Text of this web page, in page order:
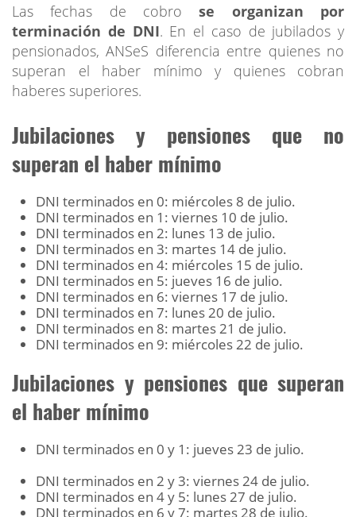
Las fechas de cobrose organizan por
terminación de DNI. En el caso de jubilados y
pensionados, ANSeS diferencia entre quienes no
superan el haber mínimo y quienes cobran
haberes superiores.
Jubilaciones y pensiones que no
superan el haber mínimo
DNI terminados en 0: miércoles 8 de julio.
DNI terminados en 1: viernes 10 de julio.
DNI terminados en 2: lunes 13 de julio.
DNI terminados en 3: martes 14 de julio.
DNI terminados en 4: miércoles 15 de julio.
DNI terminados en 5: jueves 16 de julio.
DNI terminados en 6: viernes 17 de julio.
DNI terminados en 7: lunes 20 de julio.
DNI terminados en 8: martes 21 de julio.
DNI terminados en 9: miércoles 22 de julio.
Jubilaciones y pensiones que superan
el haber mínimo
DNI terminados en 0 y 1: jueves 23 de julio.
DNI terminados en 2 y 3: viernes 24 de julio.
DNI terminados en 4 y 5: lunes 27 de julio.
DNI terminados en 6 y 7: martes 28 de julio.